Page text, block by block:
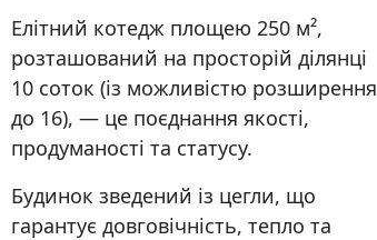
Елітний котедж площею 250 м²,
розташований на просторій ділянці
10 соток (із можливістю розширення
до 16), — це поєднання якості,
продуманості та статусу.
Будинок зведений із цегли, що
гарантує довговічність, тепло та